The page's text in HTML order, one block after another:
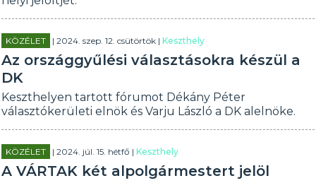
KÖZÉLET | 2024. szep. 12. csütörtök |Keszthely
Az országgyűlési választásokra készül a
DK
Keszthelyen tartott fórumot Dékány Péter
választókerületi elnök és Varju László a DK alelnöke.
KÖZÉLET | 2024. júl. 15. hétfő |Keszthely
A VÁRTAK két alpolgármestert jelöl